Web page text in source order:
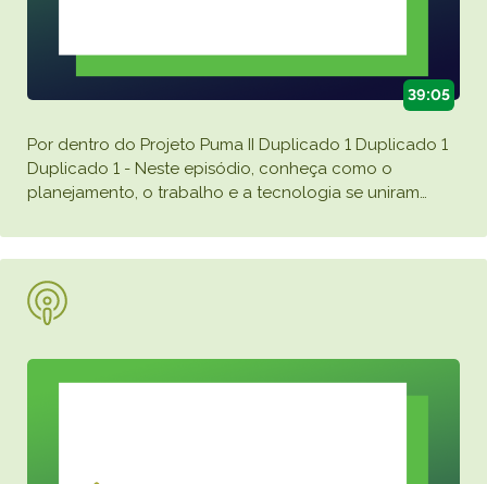
39:05
Por dentro do Projeto Puma II Duplicado 1 Duplicado 1
Duplicado 1 - Neste episódio, conheça como o
planejamento, o trabalho e a tecnologia se uniram…